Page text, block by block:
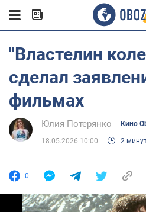
"Властелин
сделал
фильмах
Юлия Потерянко Кино
18.05.2026 10:00 2
0